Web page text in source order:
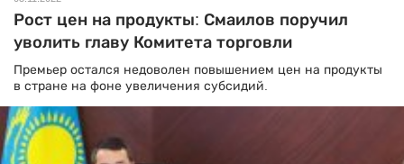
Рост цен на продукты: Смаилов поручил
уволить главу Комитета торговли
Премьер остался недоволен повышением цен на продукты
в стране на фоне увеличения субсидий.